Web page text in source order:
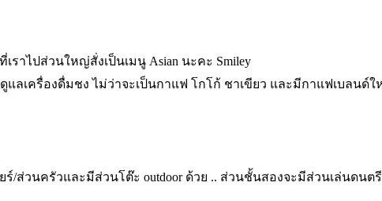
ที่เราไปส่วนใหญ่สั่งเป็นเมนู Asian นะคะ Smiley
ลเครื่องดื่มชง ไม่ว่าจะเป็นกาแฟ โกโก้ ชาเขียว และมีกาแฟเบลนด์
ร์/ส่วนครัวและมีส่วนโต๊ะ outdoor ด้วย .. ส่วนชั้นสองจะมีส่วนเล่นดนต